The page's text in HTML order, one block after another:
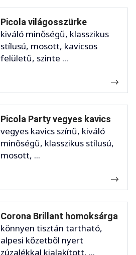
Picola világosszürke
kiváló minőségű, klasszikus
stílusú, mosott, kavicsos
felületű, szinte ...
Picola Party vegyes kavics
vegyes kavics színű, kiváló
minőségű, klasszikus stílusú,
mosott, ...
Corona Brillant homoksárga
könnyen tisztán tartható,
alpesi kőzetből nyert
zúzalékkal kialakított, ...